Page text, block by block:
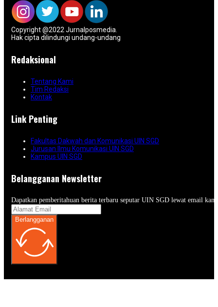
Copyright @2022 Jurnalposmedia.
Hak cipta dilindungi undang-undang
Redaksional
Tentang Kami
Tim Redaksi
Kontak
Link Penting
Fakultas Dakwah dan Komunikasi UIN SGD
Jurusan Ilmu Komunikasi UIN SGD
Kampus UIN SGD
Belangganan Newsletter
Dapatkan pemberitahuan berita terbaru seputar UIN SGD lewat email
Berlangganan